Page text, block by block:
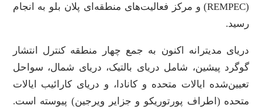
(REMPEC) و مرکز فعالیت‌های منطقه‌ای پلان بلو به انجام
رسید.
دریای مدیترانه اکنون به جمع چهار منطقه کنترل انتشار
گوگرد پیشین، شامل دریای بالتیک، دریای شمال، سواحل
تعیین‌شده ایالات متحده و کانادا، و دریای کارائیب ایالات
متحده (اطراف پورتوریکو و جزایر ویرجین) پیوسته است.